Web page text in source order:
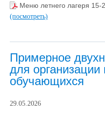
Меню летнего лагеря 15-
(посмотреть)
Примерное
для организации
обучающихся
29.05.2026